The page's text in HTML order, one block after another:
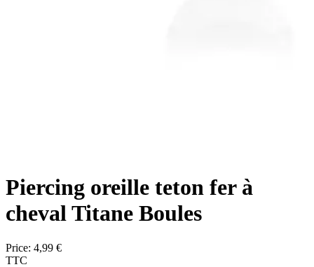
Piercing oreille teton fer à
cheval Titane Boules
Price: 4,99 €
TTC